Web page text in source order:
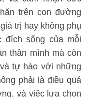
trên con đường
trị hay không phụ
đích sống của mỗi
thân mình mà còn
tự hào với những
phải là điều quá
và việc lựa chọn